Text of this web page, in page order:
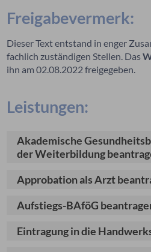
Freigabevermerk:
Dieser Text entstand in enger
fachlich zuständigen Stellen. Das
ihn am 02.08.2022 freigegeben.
Leistungen:
Akademische
der Weiterbildung
Approbation als Arzt
Aufstiegs-BAföG
Eintragung in die